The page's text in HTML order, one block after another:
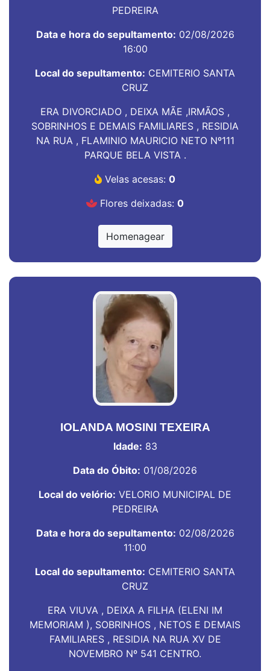
PEDREIRA
Data e hora do sepultamento: 02/08/2026
16:00
Local do sepultamento: CEMITERIO SANTA
CRUZ
ERA DIVORCIADO , DEIXA MÃE ,IRMÃOS ,
SOBRINHOS E DEMAIS FAMILIARES , RESIDIA
NA RUA , FLAMINIO MAURICIO NETO Nº111
PARQUE BELA VISTA .
Velas acesas: 0
Flores deixadas: 0
Homenagear
IOLANDA MOSINI TEXEIRA
Idade: 83
Data do Óbito: 01/08/2026
Local do velório: VELORIO MUNICIPAL DE
PEDREIRA
Data e hora do sepultamento: 02/08/2026
11:00
Local do sepultamento: CEMITERIO SANTA
CRUZ
ERA VIUVA , DEIXA A FILHA (ELENI IM
MEMORIAM ), SOBRINHOS , NETOS E DEMAIS
FAMILIARES , RESIDIA NA RUA XV DE
NOVEMBRO Nº 541 CENTRO.